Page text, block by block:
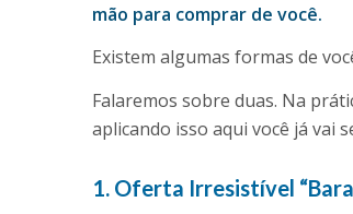
mão para comprar de você.
Existem algumas formas de
Falaremos sobre duas. Na
aplicando isso aqui você já vai
1. Oferta Irresistível